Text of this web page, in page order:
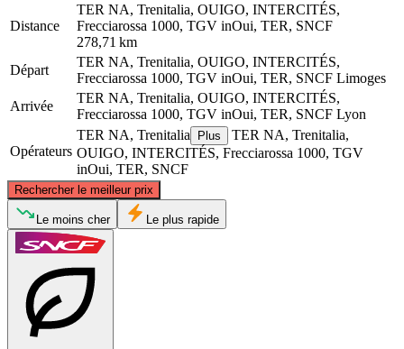
Distance
TER NA, Trenitalia, OUIGO, INTERCITÉS,
Frecciarossa 1000, TGV inOui, TER, SNCF
278,71 km
Départ
TER NA, Trenitalia, OUIGO, INTERCITÉS,
Frecciarossa 1000, TGV inOui, TER, SNCF Limoges
Arrivée
TER NA, Trenitalia, OUIGO, INTERCITÉS,
Frecciarossa 1000, TGV inOui, TER, SNCF Lyon
Opérateurs
TER NA, Trenitalia Plus
TER NA, Trenitalia,
OUIGO, INTERCITÉS, Frecciarossa 1000, TGV
inOui, TER, SNCF
Rechercher le meilleur prix
Limoges
Le moins cher Le plus rapide